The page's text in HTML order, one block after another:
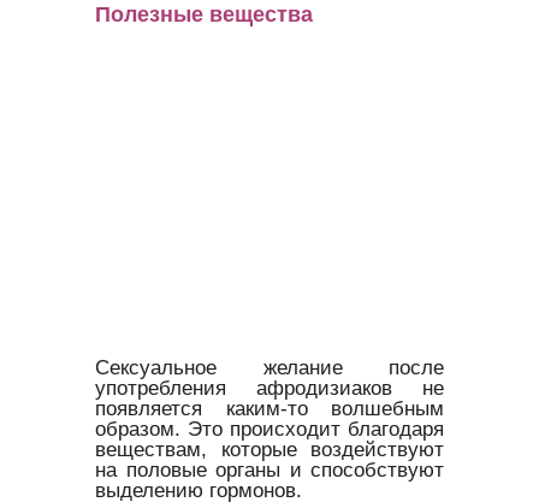
Полезные вещества
Сексуальное желание после
употребления афродизиаков не
появляется каким-то волшебным
образом. Это происходит благодаря
веществам, которые воздействуют
на половые органы и способствуют
выделению гормонов.